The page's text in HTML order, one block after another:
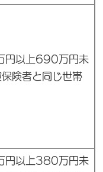
円以上690万円未
険者と同じ世帯
円以上380万円未